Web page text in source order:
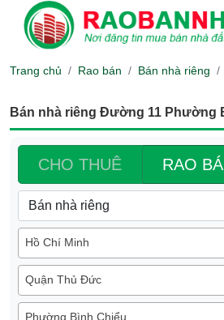
Trang chủ Rao bán Bán nhà riêng
Bán nhà riêng Đường 11 Phường
CHO THUÊ RAO
Hồ Chí Minh
Quận Thủ Đức
Phường Bình Chiểu